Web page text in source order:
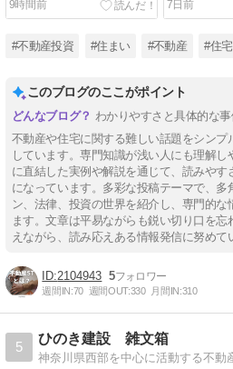
9時間前 7日前
#不動産投資 #住まい #不動産 #住
このブログのここがポイント
わかりやすさと具体的な
不動産や住宅に関する難しい話題をシン
しています。専門知識が浅い人にも理解
に直結した実例や解説を通じて、読みや
になっています。多彩な投稿テーマで、多
ン、法律、投資の世界を紹介し、専門的な
ます。文章は平易ながらも鋭い切り口を
えながら、読み応えある情報発信に努めて
2104943 5
週間IN:70 週間OUT:330 月間IN:310
5
ひのき建設 雑文箱